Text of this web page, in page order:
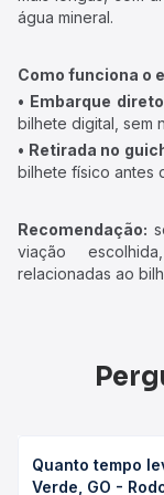
água mineral.
Como funciona o
• Embarque
bilhete digital, sem
• Retirada no
bilhete físico antes
Recomendação:
viação
relacionadas ao
Quanto tempo
Verde, GO -